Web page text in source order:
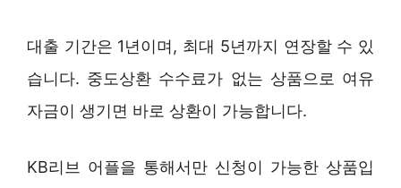
대출 기간은 1년이며, 최대 5년까지 연장할 수 있
습니다. 중도상환 수수료가 없는 상품으로 여유
자금이 생기면 바로 상환이 가능합니다.
KB리브 어플을 통해서만 신청이 가능한 상품입